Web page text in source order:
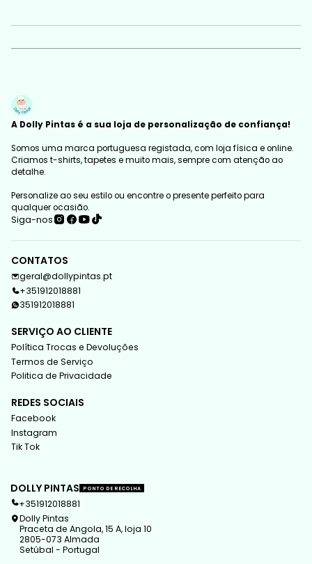
A Dolly Pintas é a sua loja de personalização de confiança!
Somos uma marca portuguesa registada, com loja física e online.
Criamos t-shirts, tapetes e muito mais, sempre com atenção ao
detalhe.
Personalize ao seu estilo ou encontre o presente perfeito para
qualquer ocasião.
Siga-nos
CONTATOS
geral@dollypintas.pt
+351912018881
351912018881
SERVIÇO AO CLIENTE
Política Trocas e Devoluções
Termos de Serviço
Politica de Privacidade
REDES SOCIAIS
Facebook
Instagram
Tik Tok
DOLLY PINTAS PONTO DE RECOLHA
+351912018881
Dolly Pintas
Praceta de Angola, 15 A, loja 10
2805-073 Almada
Setúbal - Portugal